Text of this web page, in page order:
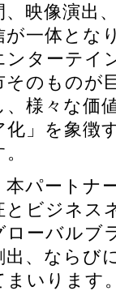
、映像演出
が一体とな
ンターテイ
そのものが
、様々な価
化」を象徴
パートナ
とビジネス
ローバルブ
出、ならび
まいります